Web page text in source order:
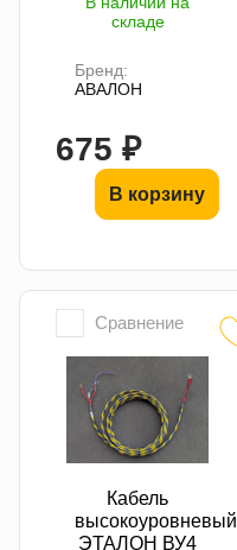
складе
Бренд:
АВАЛОН
675 ₽
В корзину
Сравнение
Кабель
высокоуровневый
ЭТАЛОН ВУ4